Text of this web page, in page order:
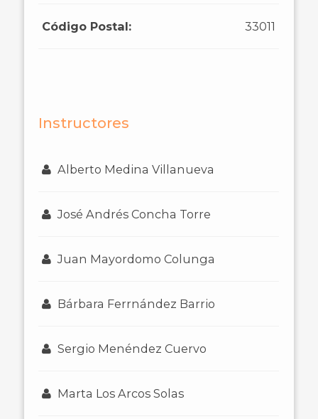
Código Postal: 33011
Instructores
Alberto Medina Villanueva
José Andrés Concha Torre
Juan Mayordomo Colunga
Bárbara Ferrnández Barrio
Sergio Menéndez Cuervo
Marta Los Arcos Solas